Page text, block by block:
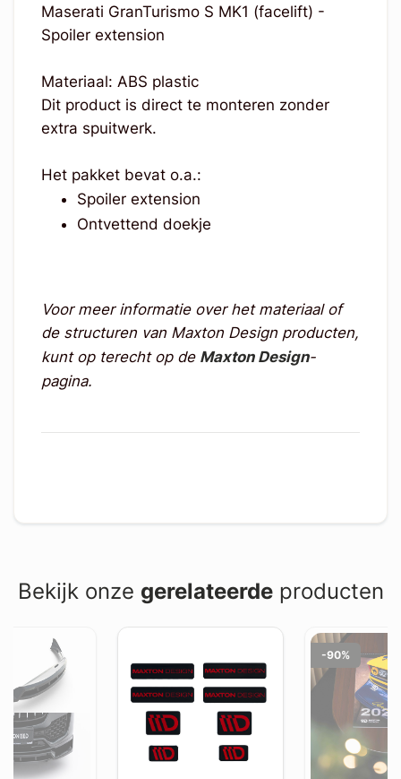
Maserati GranTurismo S MK1 (facelift) -
Spoiler extension
Materiaal: ABS plastic
Dit product is direct te monteren zonder
extra spuitwerk.
Het pakket bevat o.a.:
Spoiler extension
Ontvettend doekje
Voor meer informatie over het materiaal of
de structuren van Maxton Design producten,
kunt op terecht op de Maxton Design-
pagina.
Bekijk onze gerelateerdeproducten
-90%